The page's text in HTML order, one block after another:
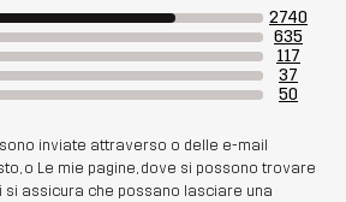
TREKKING
2740
635
117
37
50
inviate attraverso o delle e-mail
o Le mie pagine, dove si possono trovare
si assicura che possano lasciare una